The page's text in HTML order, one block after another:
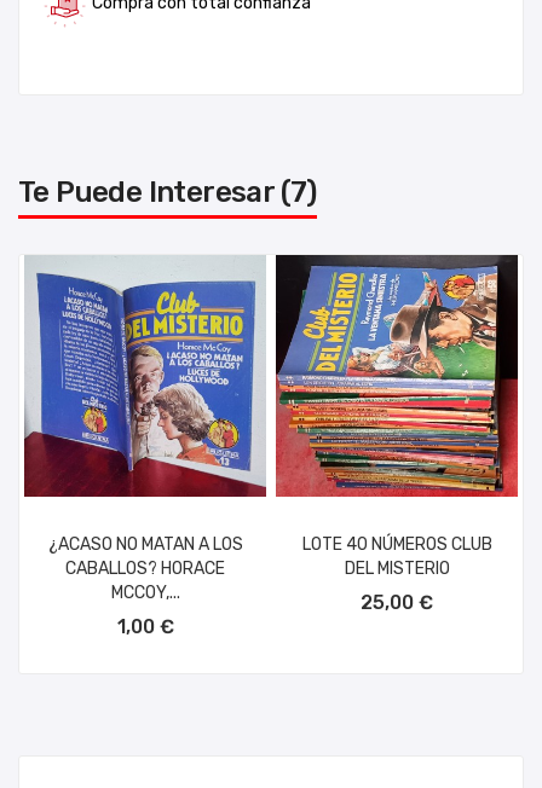
Te Puede Interesar (7)
¿ACASO NO MATAN A LOS
CABALLOS? HORACE
MCCOY,...
1,00 €
LOTE 40 NÚMEROS CLUB
DEL MISTERIO
25,00 €